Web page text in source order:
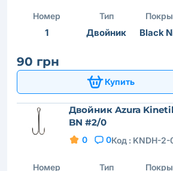
Номер
1
Тип
Двойник Black
90 грн
Купить
Двойник Azura
BN #2/0
0 0Код : KNDH-2-
Номер Тип